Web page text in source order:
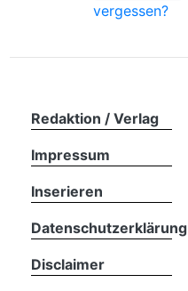
Paper
App
vergessen?
Redaktion / Verlag
Impressum
Inserieren
Datenschutzerklärung
Disclaimer